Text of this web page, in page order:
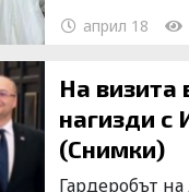
април 18
На визита
нагизди с
(Снимки)
Гардеробът